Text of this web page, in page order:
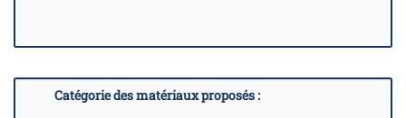
Catégorie des matériaux proposés :